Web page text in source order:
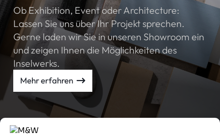
Ob Exhibition, Event oder Architecture:
Lassen Sie uns über Ihr Projekt sprechen.
Gerne laden wir Sie in unseren Showroom ein
und zeigen Ihnen die Möglichkeiten des
Inselwerks.
Mehr erfahren